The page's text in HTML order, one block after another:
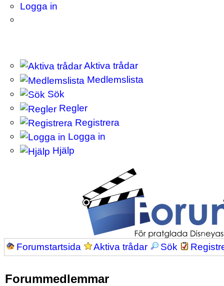
Logga in
Aktiva trådar
Medlemslista
Sök
Regler
Registrera
Logga in
Hjälp
Forumstartsida Aktiva trådar Sök
Forummedlemmar